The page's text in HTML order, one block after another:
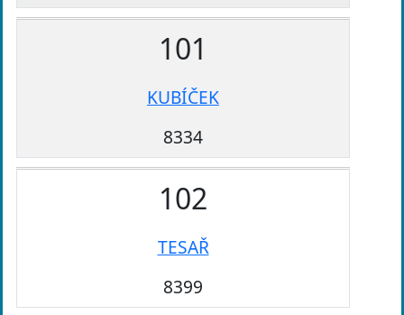
101
KUBÍČEK
8334
102
TESAŘ
8399